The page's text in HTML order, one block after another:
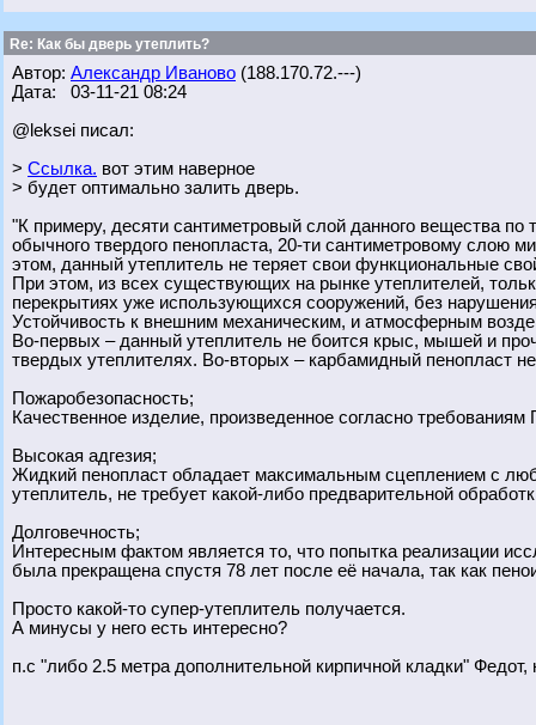
Re: Как бы дверь утеплить?
Автор: Александр Иваново (188.170.72.---)
Дата: 03-11-21 08:24
@leksei писал:
> Ссылка. вот этим наверное
> будет оптимально залить дверь.
"К примеру, десяти сантиметровый слой данного вещества
обычного твердого пенопласта, 20-ти сантиметровому слою
этом, данный утеплитель не теряет свои функциональные
При этом, из всех существующих на рынке утеплителей,
перекрытиях уже использующихся сооружений, без
Устойчивость к внешним механическим, и атмосферным
Во-первых – данный утеплитель не боится крыс, мышей и
твердых утеплителях. Во-вторых – карбамидный пенопласт
Пожаробезопасность;
Качественное изделие, произведенное согласно
Высокая адгезия;
Жидкий пенопласт обладает максимальным сцеплением с
утеплитель, не требует какой-либо предварительной
Долговечность;
Интересным фактом является то, что попытка реализации
была прекращена спустя 78 лет после её начала, так как
Просто какой-то супер-утеплитель получается.
А минусы у него есть интересно?
п.с "либо 2.5 метра дополнительной кирпичной кладки"